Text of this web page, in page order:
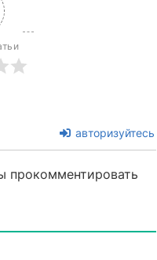
авторизуйтесь
прокомментировать